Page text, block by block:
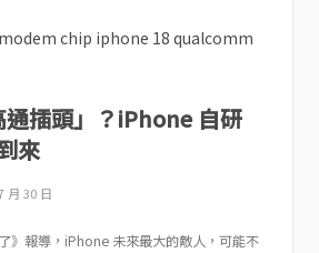
插頭」？iPhone 自研
來
月 30 日
》報導，iPhone 未來最大的敵人，可能不